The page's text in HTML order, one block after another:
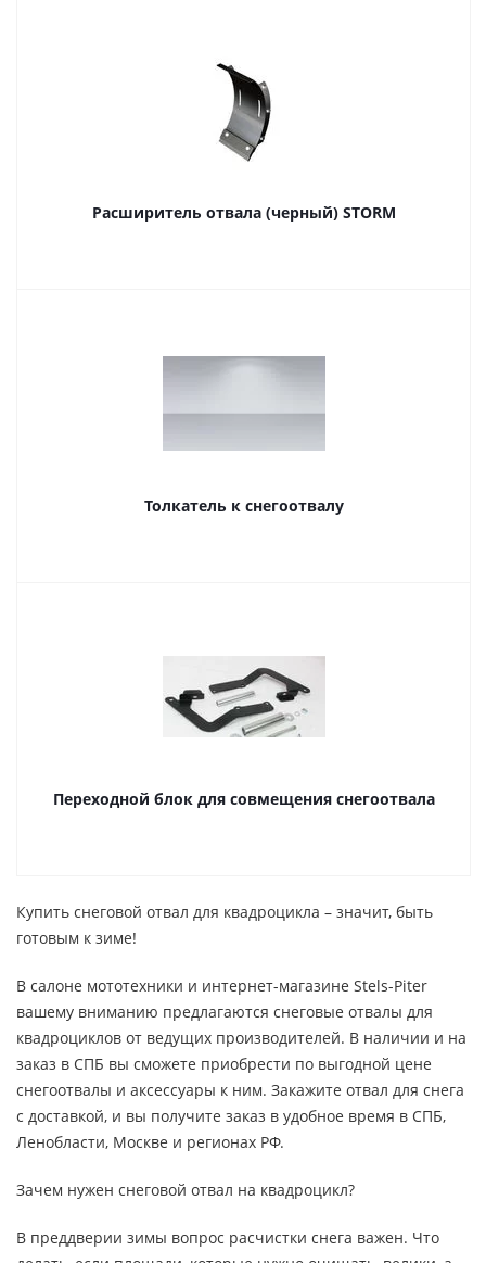
Расширитель отвала (черный) STORM
Толкатель к снегоотвалу
Переходной блок для совмещения снегоотвала
Купить снеговой отвал для квадроцикла – значит, быть
готовым к зиме!
В салоне мототехники и интернет-магазине Stels-Piter
вашему вниманию предлагаются снеговые отвалы для
квадроциклов от ведущих производителей. В наличии и на
заказ в СПБ вы сможете приобрести по выгодной цене
снегоотвалы и аксессуары к ним. Закажите отвал для снега
с доставкой, и вы получите заказ в удобное время в СПБ,
Ленобласти, Москве и регионах РФ.
Зачем нужен снеговой отвал на квадроцикл?
В преддверии зимы вопрос расчистки снега важен. Что